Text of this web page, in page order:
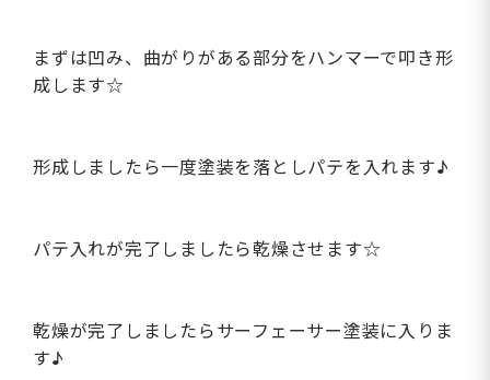
まずは凹み、曲がりがある部分をハンマーで叩き形
成します☆
形成しましたら一度塗装を落としパテを入れます♪
パテ入れが完了しましたら乾燥させます☆
乾燥が完了しましたらサーフェーサー塗装に入りま
す♪